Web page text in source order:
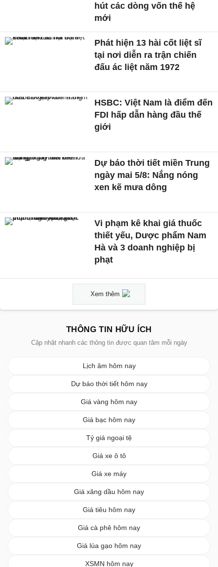
hút các dòng vốn thế hệ
mới
Phát hiện 13 hài cốt liệt sĩ
tại nơi diễn ra trận chiến
đấu ác liệt năm 1972
HSBC: Việt Nam là điểm đến
FDI hấp dẫn hàng đầu thế
giới
Dự báo thời tiết miền Trung
ngày mai 5/8: Nắng nóng
xen kẽ mưa dông
Vi phạm kê khai giá thuốc
thiết yếu, Dược phẩm Nam
Hà và 3 doanh nghiệp bị
phạt
Xem thêm
THÔNG TIN HỮU ÍCH
Cập nhật nhanh các thông tin được quan tâm mỗi ngày
Lịch âm hôm nay
Dự báo thời tiết hôm nay
Giá vàng hôm nay
Giá bạc hôm nay
Tỷ giá ngoại tệ
Giá xe ô tô
Giá xe máy
Giá xăng dầu hôm nay
Giá tiêu hôm nay
Giá cà phê hôm nay
Giá lúa gạo hôm nay
XSMN hôm nay